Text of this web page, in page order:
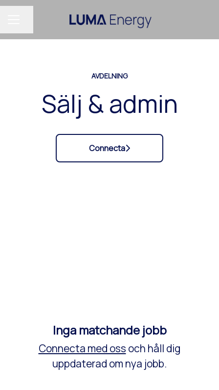
AVDELNING
Sälj & admin
Connecta
Inga matchande jobb
Connecta med oss och håll dig
uppdaterad om nya jobb.